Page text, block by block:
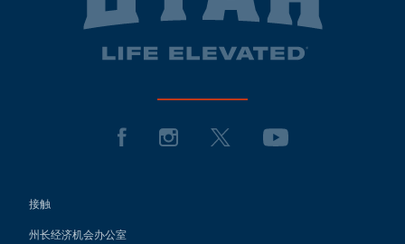
接触
州长经济机会办公室